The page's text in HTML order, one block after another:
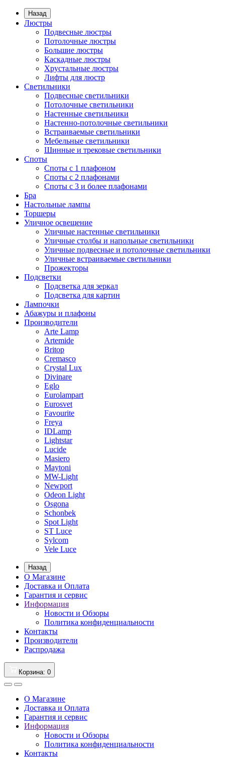
Назад
Люстры
Подвесные люстры
Потолочные люстры
Большие люстры
Каскадные люстры
Хрустальные люстры
Лифты для люстр
Светильники
Подвесные светильники
Потолочные светильники
Настенные светильники
Настенно-потолочные светильники
Встраиваемые светильники
Мебельные светильники
Шинные и трековые светильники
Споты
Споты с 1 плафоном
Споты с 2 плафонами
Споты с 3 и более плафонами
Бра
Настольные лампы
Торшеры
Уличное освещение
Уличные настенные светильники
Уличные столбы и напольные светильники
Уличные подвесные и потолочные светильники
Уличные встраиваемые светильники
Прожекторы
Подсветки
Подсветка для зеркал
Подсветка для картин
Лампочки
Абажуры и плафоны
Производители
Arte Lamp
Artemide
Britop
Cremasco
Crystal Lux
Divinare
Eglo
Eurolampart
Eurosvet
Favourite
Freya
IDLamp
Lightstar
Lucide
Masiero
Maytoni
MW-Light
Newport
Odeon Light
Osgona
Schonbek
Spot Light
ST Luce
Sylcom
Vele Luce
Назад
О Магазине
Доставка и Оплата
Гарантия и сервис
Информация
Новости и Обзоры
Политика конфиденциальности
Контакты
Производители
Распродажа
Корзина: 0
О Магазине
Доставка и Оплата
Гарантия и сервис
Информация
Новости и Обзоры
Политика конфиденциальности
Контакты